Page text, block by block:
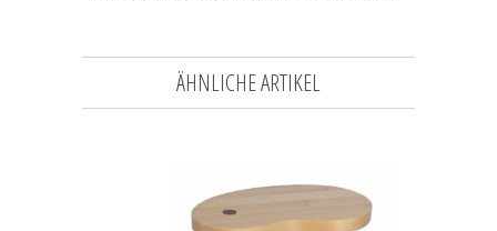
ÄHNLICHE ARTIKEL